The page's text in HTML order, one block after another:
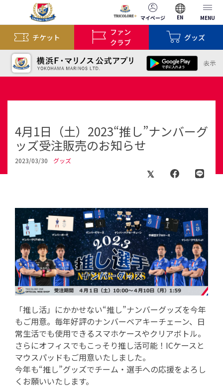
マイページ EN MENU
チケット
ファン
クラブ
グッズ
4月1日（土）2023“推し”ナンバーグ
ッズ受注販売のお知らせ
2023/03/30 グッズ
「推し活」にかかせない“推し”ナンバーグッズを今年
もご用意。毎年好評のナンバーベアキーチェーン、日
常生活でも使用できるスマホケースやクリアボトル。
さらにオフィスでもこっそり推し活可能！ICケースと
マウスパッドもご用意いたしました。
今年も“推し”グッズでチーム・選手への応援をよろし
くお願いいたします。